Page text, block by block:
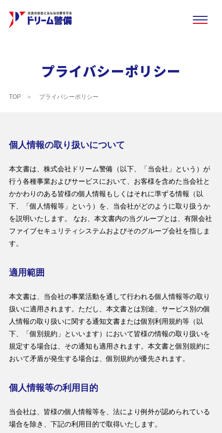
プライバシーポリシー
TOP プライバシーポリシー
個人情報の取り扱いについて
本文書は、株式会社ドリーム警備（以下、「当会社」という）が
行う各種事業およびサービスにおいて、お客様を含めた当会社と
かかわりのある皆様の個人情報もしくはそれに準ずる情報（以
下、「個人情報等」という）を、当会社がどのように取り扱うか
を説明いたします。 なお、本文書内の当グループとは、有限会社
ファイブセキュリティシステムおよびそのグループ会社を指しま
す。
適用範囲
本文書は、当会社の事業活動を通して行われる個人情報等の取り
扱いに適用されます。ただし、本文書とは別途、サービス別の個
人情報の取り扱いに関する通知文書または個別利用規約等（以
下、「個別規約」といいます）において皆様の情報の取り扱いを
規定する場合は、その通知も適用されます。本文書と個別規約に
おいて矛盾が発生する場合は、個別規約が優先されます。
個人情報等の利用目的
当会社は、皆様の個人情報等を、法により例外が認められている
場合を除き、下記の利用目的で取得いたします。